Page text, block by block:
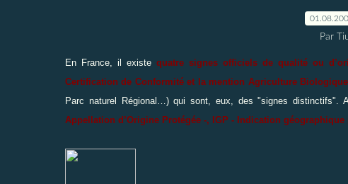
Par
En France, il existe quatre signes officiels de qualité ou
Certification de Conformité et la mention Agriculture
Parc naturel Régional…) qui sont, eux, des "signes distinctifs".
Appellation d’Origine Protégée -, IGP - Indication